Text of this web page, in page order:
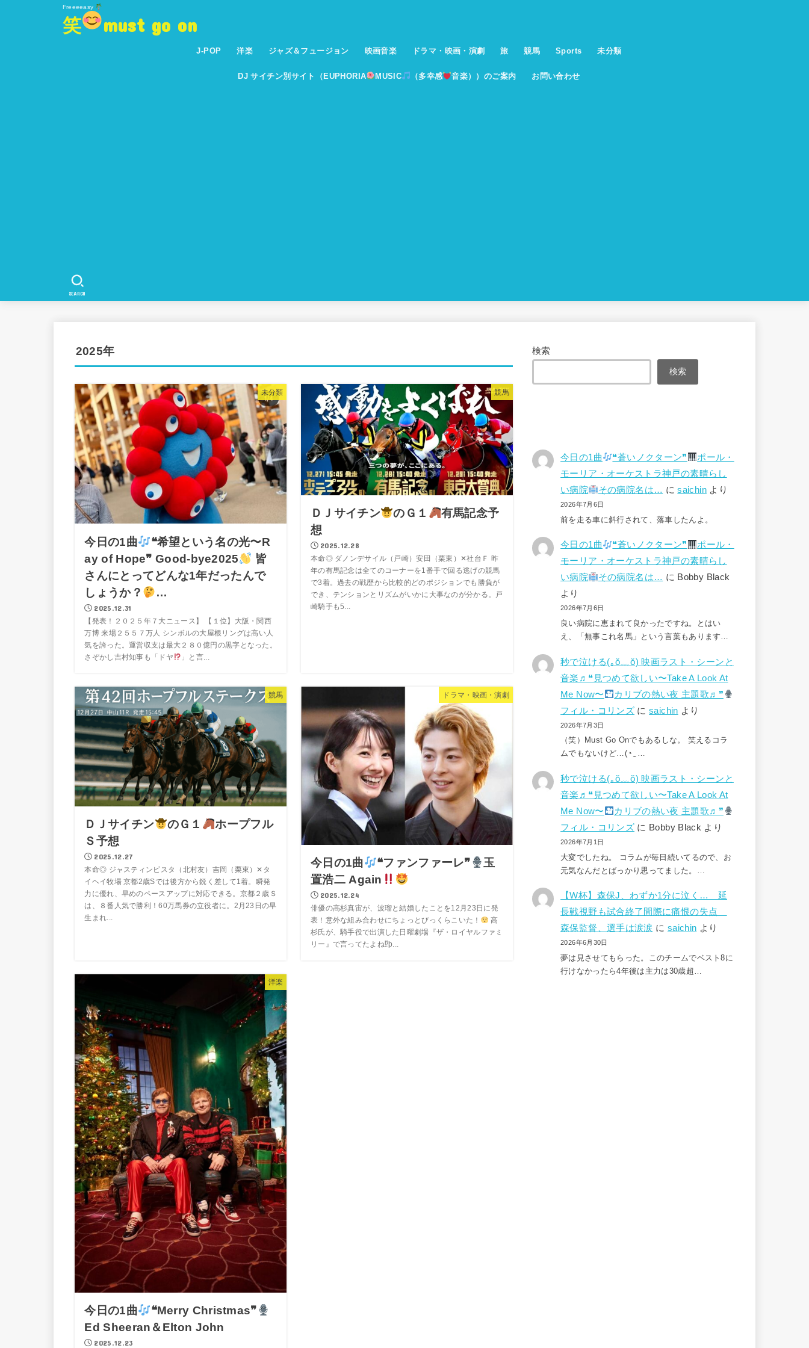
Freeeeasy
笑 must go on
J-POP 洋楽 ジャズ＆フュージョン 映画音楽 ドラマ・映画・演劇 旅 競馬 Sports 未分類
DJ サイチン別サイト（EUPHORIA MUSIC （多幸感 音楽））のご案内 お問い合わせ
SEARCH
2025年
未分類
今日の1曲
❝希望という名の光〜R
ay of Hope❞ Good-bye2025
皆
さんにとってどんな1年だったんで
しょうか？
…
2025.12.31
【発表！２０２５年７大ニュース】 【１位】大阪・関西
万博 来場２５５７万人 シンボルの大屋根リングは高い人
気を誇った。運営収支は最大２８０億円の黒字となった。
さぞかし吉村知事も「ドヤ
」と言...
競馬
ＤＪサイチン のＧ１
有馬記念予
想
2025.12.28
本命◎ ダノンデサイル（戸崎）安田（栗東）✕社台Ｆ 昨
年の有馬記念は全てのコーナーを1番手で回る逃げの競馬
で3着。過去の戦歴から比較的どのポジションでも勝負が
でき、テンションとリズムがいかに大事なのが分かる。戸
崎騎手も5...
競馬
ＤＪサイチン のＧ１
ホープフル
Ｓ予想
2025.12.27
本命◎ ジャスティンビスタ（北村友）吉岡（栗東）✕タ
イヘイ牧場 京都2歳Sでは後方から鋭く差して1着。瞬発
力に優れ、早めのペースアップに対応できる。京都２歳Ｓ
は、８番人気で勝利！60万馬券の立役者に。2月23日の早
生まれ...
ドラマ・映画・演劇
今日の1曲 ❝ファンファーレ❞
玉
置浩二 Again
2025.12.24
俳優の高杉真宙が、波瑠と結婚したことを12月23日に発
表！意外な組み合わせにちょっとびっくらこいた！
高
杉氏が、騎手役で出演した日曜劇場『ザ・ロイヤルファミ
リー』で言ってたよね⁉þ...
洋楽
今日の1曲
❝Merry Christmas❞
Ed Sheeran＆Elton John
2025.12.23
検索
検索
今日の1曲 ❝蒼いノクターン❞
ポール・
モーリア・オーケストラ神戸の素晴らし
い病院
その病院名は… にsaichinより
2026年7月6日
前を走る車に斜行されて、落車したんよ。
今日の1曲 ❝蒼いノクターン❞
ポール・
モーリア・オーケストラ神戸の素晴らし
い病院
その病院名は… に Bobby Black
より
2026年7月6日
良い病院に恵まれて良かったですね。とはい
え、「無事これ名馬」という言葉もあります…
秒で泣ける(⁠｡⁠ŏ⁠﹏⁠ŏ⁠) 映画ラスト・シーンと
音楽♬❝見つめて欲しい〜Take A Look At
Me Now〜
カリブの熱い夜 主題歌♬❞
フィル・コリンズ にsaichin より
2026年7月3日
（笑）Must Go Onでもあるしな。 笑えるコラ
ムでもないけど…(⁠◔⁠‿⁠…
秒で泣ける(⁠｡⁠ŏ⁠﹏⁠ŏ⁠) 映画ラスト・シーンと
音楽♬❝見つめて欲しい〜Take A Look At
Me Now〜
カリブの熱い夜 主題歌♬❞
フィル・コリンズ に Bobby Black より
2026年7月1日
大変でしたね。 コラムが毎日続いてるので、お
元気なんだとばっかり思ってました。…
【W杯】森保J、わずか1分に泣く… 延
長戦視野も試合終了間際に痛恨の失点
森保監督、選手は涙涙 に saichin より
2026年6月30日
夢は見させてもらった。このチームでベスト8に
行けなかったら4年後は主力は30歳超…